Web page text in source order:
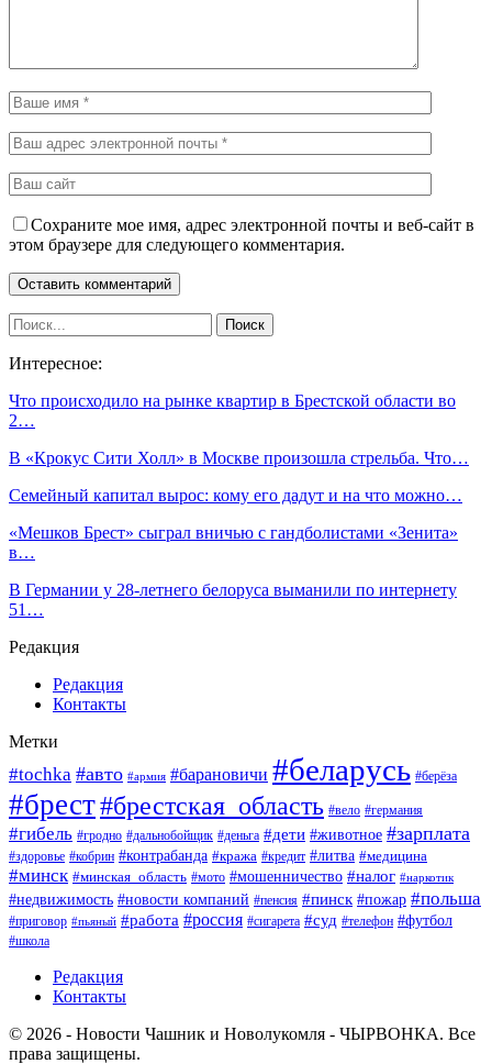
Сохраните мое имя, адрес электронной почты и веб-сайт в
этом браузере для следующего комментария.
Интересное:
Что происходило на рынке квартир в Брестской области во
2…
В «Крокус Сити Холл» в Москве произошла стрельба. Что…
Семейный капитал вырос: кому его дадут и на что можно…
«Мешков Брест» сыграл вничью с гандболистами «Зенита»
в…
В Германии у 28-летнего белоруса выманили по интернету
51…
Редакция
Редакция
Контакты
Метки
#tochka #авто #армия #барановичи #беларусь #берёза
#брест#брестская_область #вело #германия
#гибель #гродно #дальнобойщик #деньга #дети #животное #зарплата
#здоровье #кобрин #контрабанда #кража #кредит #литва #медицина
#минск #минская_область #мото #мошенничество #налог #наркотик
#недвижимость #новости компаний #пенсия #пинск #пожар #польша
#приговор #пьяный #работа #россия #сигарета #суд #телефон #футбол
#школа
Редакция
Контакты
© 2026 - Новости Чашник и Новолукомля - ЧЫРВОНКА. Все
права защищены.